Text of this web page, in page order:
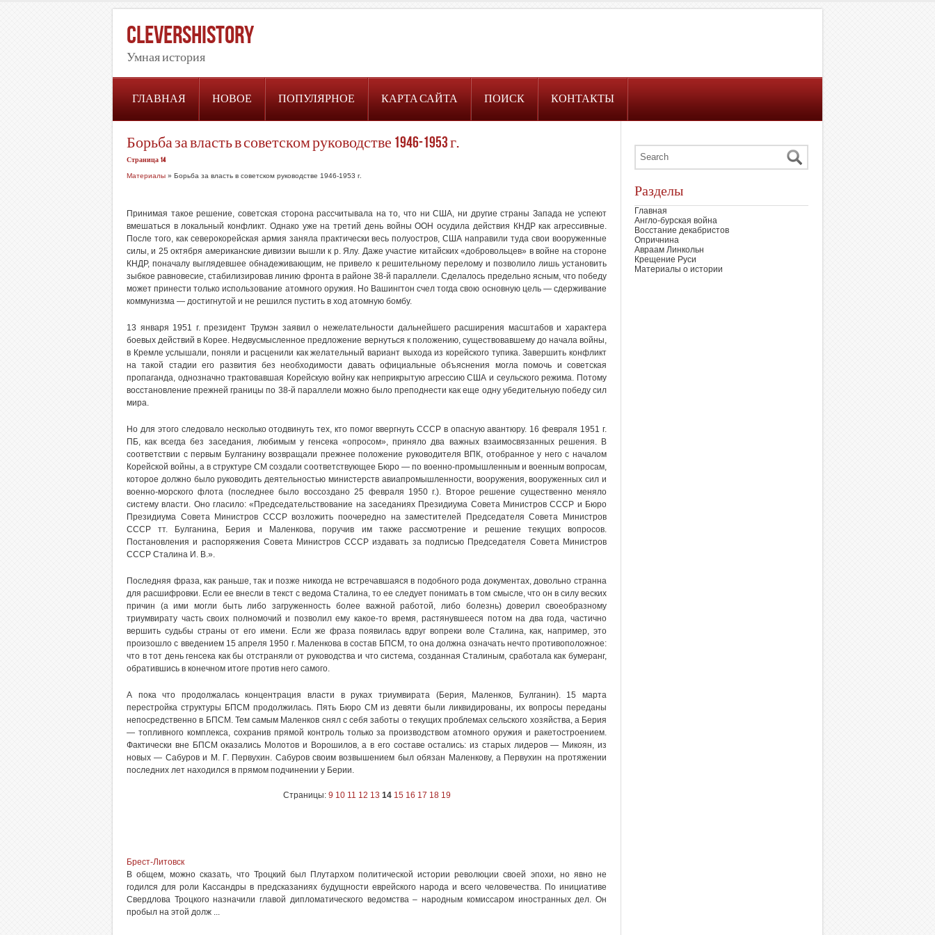
CleversHistory
Умная история
ГЛАВНАЯ НОВОЕ ПОПУЛЯРНОЕ КАРТА САЙТА ПОИСК КОНТАКТЫ
Борьба за власть в советском руководстве 1946-1953 г.
Страница 14
Материалы » Борьба за власть в советском руководстве 1946-1953 г.
Принимая такое решение, советская сторона рассчитывала на то, что ни США, ни другие страны Запада не успеют
вмешаться в локальный конфликт. Однако уже на третий день войны ООН осудила действия КНДР как агрессивные.
После того, как северокорейская армия заняла практически весь полуостров, США направили туда свои вооруженные
силы, и 25 октября американские дивизии вышли к р. Ялу. Даже участие китайских «добровольцев» в войне на стороне
КНДР, поначалу выглядевшее обнадеживающим, не привело к решительному перелому и позволило лишь установить
зыбкое равновесие, стабилизировав линию фронта в районе 38-й параллели. Сделалось предельно ясным, что победу
может принести только использование атомного оружия. Но Вашингтон счел тогда свою основную цель — сдерживание
коммунизма — достигнутой и не решился пустить в ход атомную бомбу.
13 января 1951 г. президент Трумэн заявил о нежелательности дальнейшего расширения масштабов и характера
боевых действий в Корее. Недвусмысленное предложение вернуться к положению, существовавшему до начала войны,
в Кремле услышали, поняли и расценили как желательный вариант выхода из корейского тупика. Завершить конфликт
на такой стадии его развития без необходимости давать официальные объяснения могла помочь и советская
пропаганда, однозначно трактовавшая Корейскую войну как неприкрытую агрессию США и сеульского режима. Потому
восстановление прежней границы по 38-й параллели можно было преподнести как еще одну убедительную победу сил
мира.
Но для этого следовало несколько отодвинуть тех, кто помог ввергнуть СССР в опасную авантюру. 16 февраля 1951 г.
ПБ, как всегда без заседания, любимым у генсека «опросом», приняло два важных взаимосвязанных решения. В
соответствии с первым Булганину возвращали прежнее положение руководителя ВПК, отобранное у него с началом
Корейской войны, а в структуре СМ создали соответствующее Бюро — по военно-промышленным и военным вопросам,
которое должно было руководить деятельностью министерств авиапромышленности, вооружения, вооруженных сил и
военно-морского флота (последнее было воссоздано 25 февраля 1950 г.). Второе решение существенно меняло
систему власти. Оно гласило: «Председательствование на заседаниях Президиума Совета Министров СССР и Бюро
Президиума Совета Министров СССР возложить поочередно на заместителей Председателя Совета Министров
СССР тт. Булганина, Берия и Маленкова, поручив им также рассмотрение и решение текущих вопросов.
Постановления и распоряжения Совета Министров СССР издавать за подписью Председателя Совета Министров
СССР Сталина И. В.».
Последняя фраза, как раньше, так и позже никогда не встречавшаяся в подобного рода документах, довольно странна
для расшифровки. Если ее внесли в текст с ведома Сталина, то ее следует понимать в том смысле, что он в силу веских
причин (а ими могли быть либо загруженность более важной работой, либо болезнь) доверил своеобразному
триумвирату часть своих полномочий и позволил ему какое-то время, растянувшееся потом на два года, частично
вершить судьбы страны от его имени. Если же фраза появилась вдруг вопреки воле Сталина, как, например, это
произошло с введением 15 апреля 1950 г. Маленкова в состав БПСМ, то она должна означать нечто противоположное:
что в тот день генсека как бы отстраняли от руководства и что система, созданная Сталиным, сработала как бумеранг,
обратившись в конечном итоге против него самого.
А пока что продолжалась концентрация власти в руках триумвирата (Берия, Маленков, Булганин). 15 марта
перестройка структуры БПСМ продолжилась. Пять Бюро СМ из девяти были ликвидированы, их вопросы переданы
непосредственно в БПСМ. Тем самым Маленков снял с себя заботы о текущих проблемах сельского хозяйства, а Берия
— топливного комплекса, сохранив прямой контроль только за производством атомного оружия и ракетостроением.
Фактически вне БПСМ оказались Молотов и Ворошилов, а в его составе остались: из старых лидеров — Микоян, из
новых — Сабуров и М. Г. Первухин. Сабуров своим возвышением был обязан Маленкову, а Первухин на протяжении
последних лет находился в прямом подчинении у Берии.
Страницы: 9 10 11 12 13 14 15 16 17 18 19
Брест-Литовск
В общем, можно сказать, что Троцкий был Плутархом политической истории революции своей эпохи, но явно не
годился для роли Кассандры в предсказаниях будущности еврейского народа и всего человечества. По инициативе
Свердлова Троцкого назначили главой дипломатического ведомства – народным комиссаром иностранных дел. Он
пробыл на этой долж ...
Разделы
Главная
Англо-бурская война
Восстание декабристов
Опричнина
Авраам Линкольн
Крещение Руси
Материалы о истории